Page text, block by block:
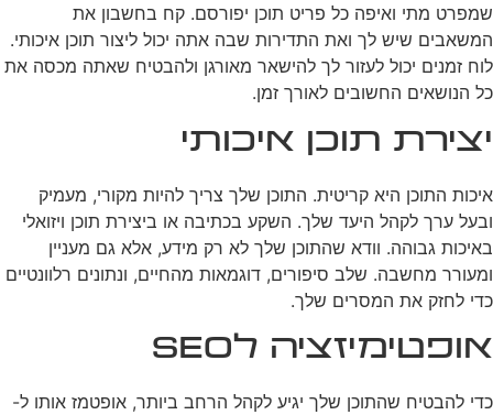
שמפרט מתי ואיפה כל פריט תוכן יפורסם. קח בחשבון את
המשאבים שיש לך ואת התדירות שבה אתה יכול ליצור תוכן איכותי.
לוח זמנים יכול לעזור לך להישאר מאורגן ולהבטיח שאתה מכסה את
כל הנושאים החשובים לאורך זמן.
יצירת תוכן איכותי
איכות התוכן היא קריטית. התוכן שלך צריך להיות מקורי, מעמיק
ובעל ערך לקהל היעד שלך. השקע בכתיבה או ביצירת תוכן ויזואלי
באיכות גבוהה. וודא שהתוכן שלך לא רק מידע, אלא גם מעניין
ומעורר מחשבה. שלב סיפורים, דוגמאות מהחיים, ונתונים רלוונטיים
כדי לחזק את המסרים שלך.
אופטימיזציה לSEO
כדי להבטיח שהתוכן שלך יגיע לקהל הרחב ביותר, אופטמז אותו ל-